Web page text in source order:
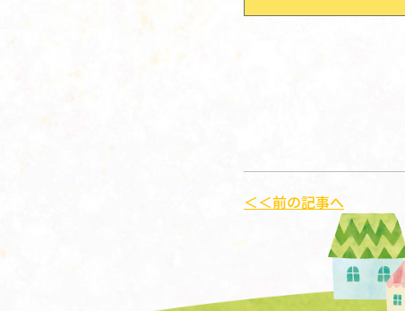
＜＜前の記事へ